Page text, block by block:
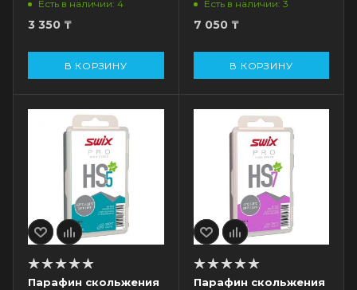
Есть в наличии: 4
3 350 ₸
В КОРЗИНУ
Есть в наличии: 3
7 050₸
В КОРЗИНУ
Парафин скольжения
Парафин скольжения